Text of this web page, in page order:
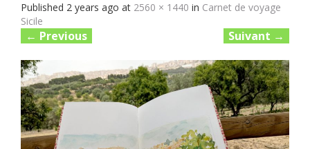
Published 2 years ago at 2560 × 1440 in Carnet de voyage
Sicile
← Previous Suivant →